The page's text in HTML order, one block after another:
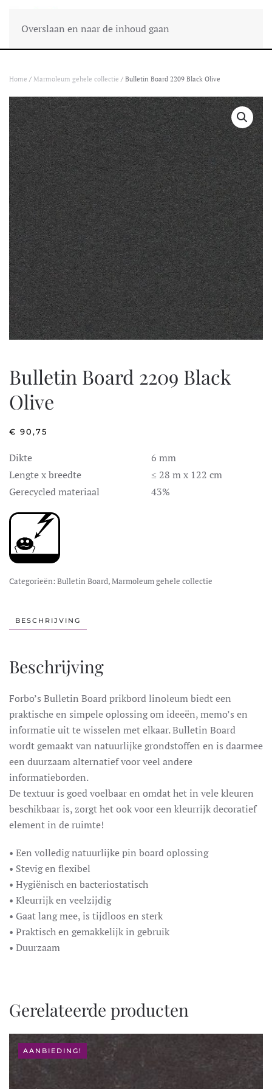
Overslaan en naar de inhoud gaan
Home / Marmoleum gehele collectie / Bulletin Board 2209 Black Olive
Bulletin Board 2209 Black
Olive
€ 90,75
Dikte
6 mm
Lengte x breedte
≤ 28 m x 122 cm
Gerecycled materiaal
43%
Categorieën: Bulletin Board,Marmoleum gehele collectie
BESCHRIJVING
Beschrijving
Forbo’s Bulletin Board prikbord linoleum biedt een
praktische en simpele oplossing om ideeën, memo’s en
informatie uit te wisselen met elkaar. Bulletin Board
wordt gemaakt van natuurlijke grondstoffen en is daarmee
een duurzaam alternatief voor veel andere
informatieborden.
De textuur is goed voelbaar en omdat het in vele kleuren
beschikbaar is, zorgt het ook voor een kleurrijk decoratief
element in de ruimte!
• Een volledig natuurlijke pin board oplossing
• Stevig en flexibel
• Hygiënisch en bacteriostatisch
• Kleurrijk en veelzijdig
• Gaat lang mee, is tijdloos en sterk
• Praktisch en gemakkelijk in gebruik
• Duurzaam
Gerelateerde producten
AANBIEDING!